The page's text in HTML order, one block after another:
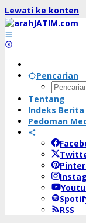
Lewati ke konten
Pencarian
Tentang
Indeks Berita
Pedoman
RSS